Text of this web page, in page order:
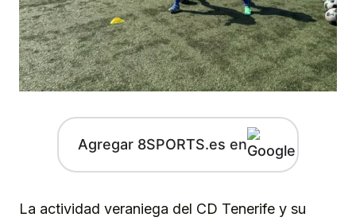
Agregar 8SPORTS.es en
La actividad veraniega del CD Tenerife y su